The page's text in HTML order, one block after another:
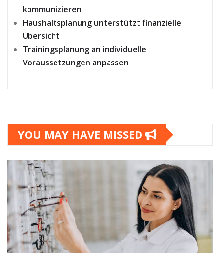
kommunizieren
Haushaltsplanung unterstützt finanzielle
Übersicht
Trainingsplanung an individuelle
Voraussetzungen anpassen
YOU MAY HAVE MISSED